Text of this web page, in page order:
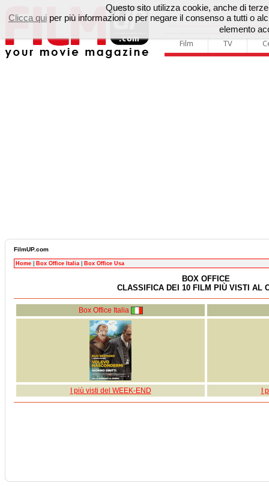
Film TV
FilmUP.com
Home Box Office Italia Box Office Usa
BOX OFFICE
CLASSIFICA DEI 10 FILM PIÙ VISTI AL
Box Office Italia
I più visti del WEEK-END I
Questo sito utilizza cookie, anche di
Clicca qui per più informazioni o per negare il consenso a tutti o
elemento